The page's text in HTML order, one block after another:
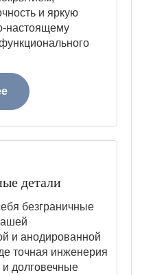
и яркую
настоящему
детали
безграничные
и анодированной
точная инженерия
и долговечные